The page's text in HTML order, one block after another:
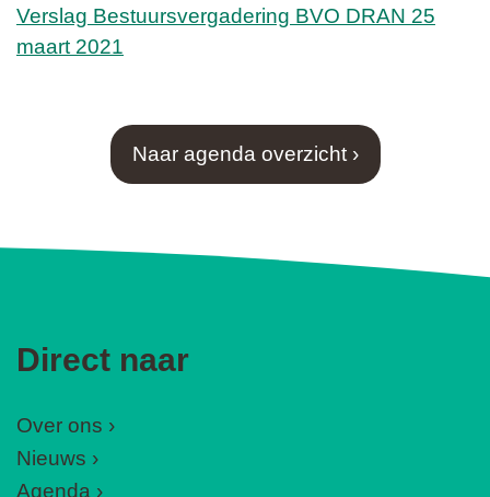
Verslag Bestuursvergadering BVO DRAN 25
maart 2021
Naar agenda overzicht ›
Direct naar
Over ons
Nieuws
Agenda